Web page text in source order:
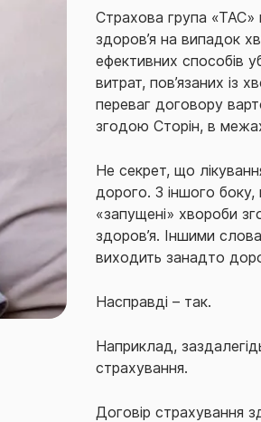
Страхова група «ТАС»
здоров’я на випадок
ефективних способів
витрат, пов’язаних із
переваг договору
згодою Сторін, в
Не секрет, що
дорого. З іншого
«запущені» хвороби
здоров’я. Іншими
виходить занадто
Насправді – так.
Наприклад,
страхування.
Договір страхування